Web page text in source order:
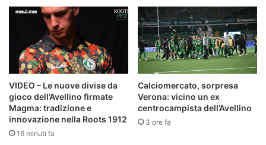
VIDEO – Le nuove divise da
gioco dell’Avellino firmate
Magma: tradizione e
innovazione nella Roots 1912
16 minuti fa
Calciomercato, sorpresa
Verona: vicino un ex
centrocampista dell’Avellino
3 ore fa